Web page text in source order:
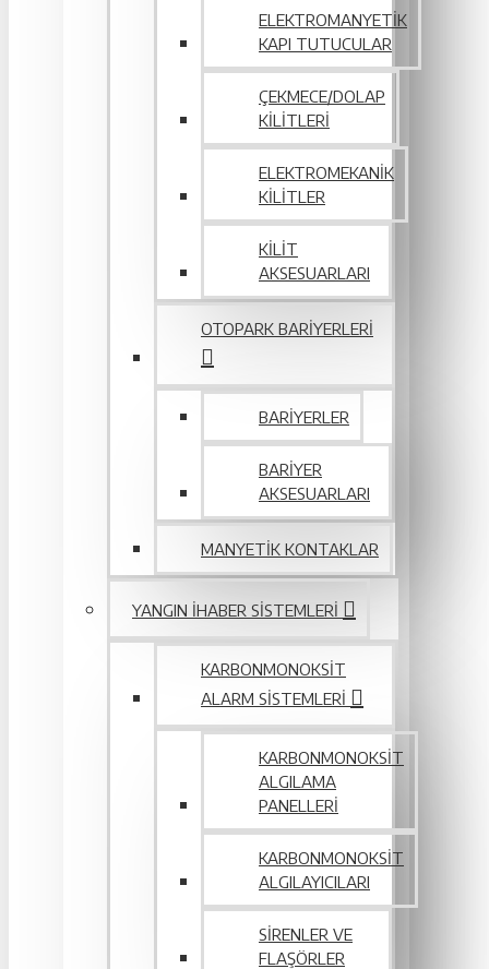
ELEKTROMANYETIK
KAPI TUTUCULAR
ÇEKMECE/DOLAP
KILITLERI
ELEKTROMEKANIK
KILITLER
KILIT
AKSESUARLARI
OTOPARK BARIYERLERI
BARIYERLER
BARIYER
AKSESUARLARI
MANYETIK KONTAKLAR
YANGIN IHABER SISTEMLERI
KARBONMONOKSIT
ALARM SISTEMLERI
KARBONMONOKSIT
ALGILAMA
PANELLERI
KARBONMONOKSIT
ALGILAYICILARI
SIRENLER VE
FLAŞÖRLER